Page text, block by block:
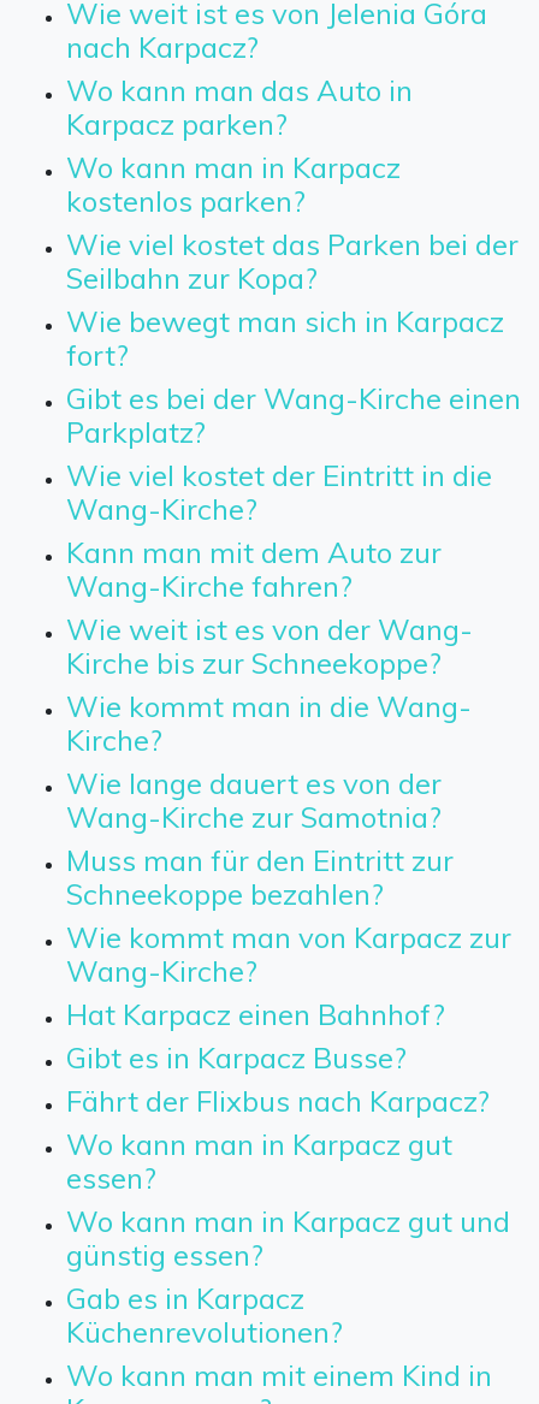
Wie weit ist es von Jelenia Góra
nach Karpacz?
Wo kann man das Auto in
Karpacz parken?
Wo kann man in Karpacz
kostenlos parken?
Wie viel kostet das Parken bei der
Seilbahn zur Kopa?
Wie bewegt man sich in Karpacz
fort?
Gibt es bei der Wang-Kirche einen
Parkplatz?
Wie viel kostet der Eintritt in die
Wang-Kirche?
Kann man mit dem Auto zur
Wang-Kirche fahren?
Wie weit ist es von der Wang-
Kirche bis zur Schneekoppe?
Wie kommt man in die Wang-
Kirche?
Wie lange dauert es von der
Wang-Kirche zur Samotnia?
Muss man für den Eintritt zur
Schneekoppe bezahlen?
Wie kommt man von Karpacz zur
Wang-Kirche?
Hat Karpacz einen Bahnhof?
Gibt es in Karpacz Busse?
Fährt der Flixbus nach Karpacz?
Wo kann man in Karpacz gut
essen?
Wo kann man in Karpacz gut und
günstig essen?
Gab es in Karpacz
Küchenrevolutionen?
Wo kann man mit einem Kind in